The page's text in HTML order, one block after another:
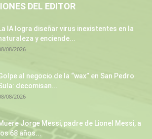
DEL EDITOR
IA logra diseñar virus inexistentes en la
y enciende...
08/2026
al negocio de la “wax” en San Pedro
decomisan...
08/2026
Jorge Messi, padre de Lionel Messi, a
68 años...